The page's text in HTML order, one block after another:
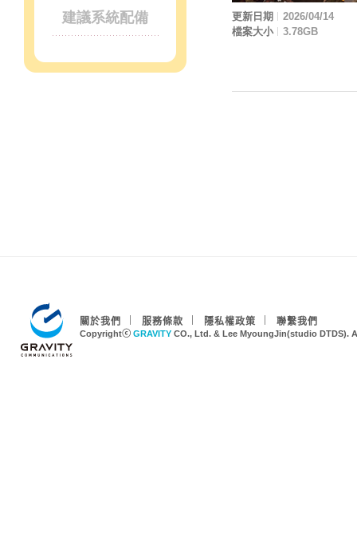
建議系統配備 更新日期
2026/04/14
檔案大小
3.78GB